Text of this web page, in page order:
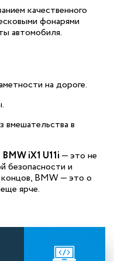
качественного
фонарями
автомобиля.
на дороге.
в
BMW iX1 U11i — это не
безопасности и
BMW — это о
ярче.